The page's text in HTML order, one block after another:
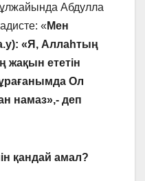
Абдулла
« Мен
«Я, Аллаһтың
жақын ететін
Ол
намаз»,- деп
қандай амал?